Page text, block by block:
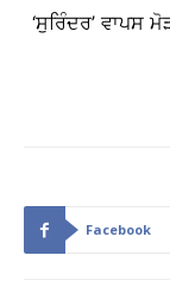
‘ਸੁਰਿੰਦਰ’ ਵਾਪਸ
Facebook